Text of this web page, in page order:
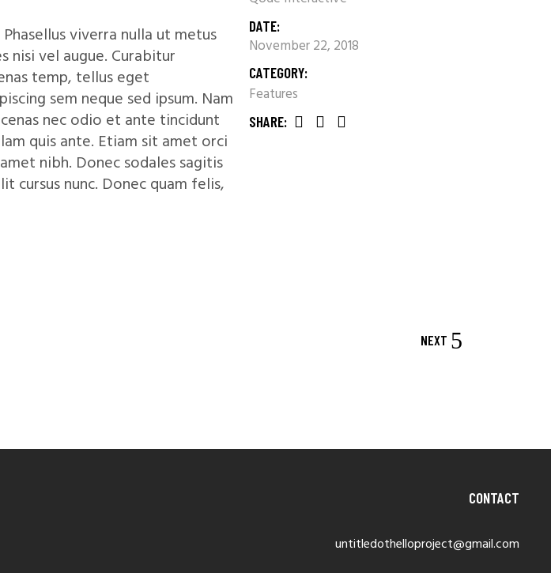
viverra nulla ut metus
nisi vel augue. Curabitur
temp, tellus eget
sem neque sed ipsum. Nam
nec odio et ante tincidunt
quis ante. Etiam sit amet orci
nibh. Donec sodales sagitis
cursus nunc. Donec quam felis,
DATE:
November 22, 2018
CATEGORY:
Features
SHARE:
NEXT
CONTACT
untitledothelloproject@gmail.com